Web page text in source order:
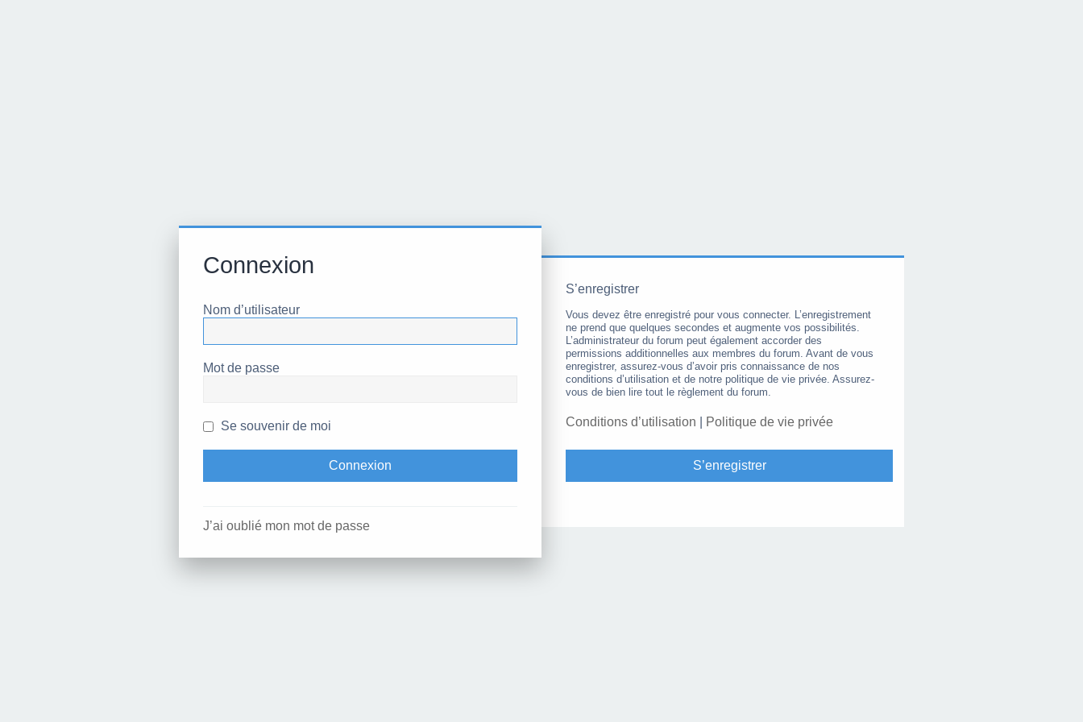
Connexion
Nom d’utilisateur
Mot de passe
Se souvenir de moi
J’ai oublié mon mot de passe
S’enregistrer
Vous devez être enregistré pour vous connecter. L’enregistrement
ne prend que quelques secondes et augmente vos possibilités.
L’administrateur du forum peut également accorder des
permissions additionnelles aux membres du forum. Avant de vous
enregistrer, assurez-vous d’avoir pris connaissance de nos
conditions d’utilisation et de notre politique de vie privée. Assurez-
vous de bien lire tout le règlement du forum.
Conditions d’utilisation Politique de vie privée
S’enregistrer